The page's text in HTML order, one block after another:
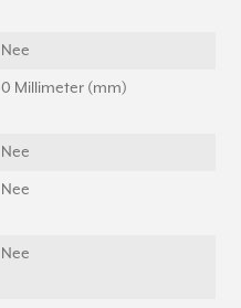
Nee
0 Millimeter (mm)
Nee
Nee
Nee